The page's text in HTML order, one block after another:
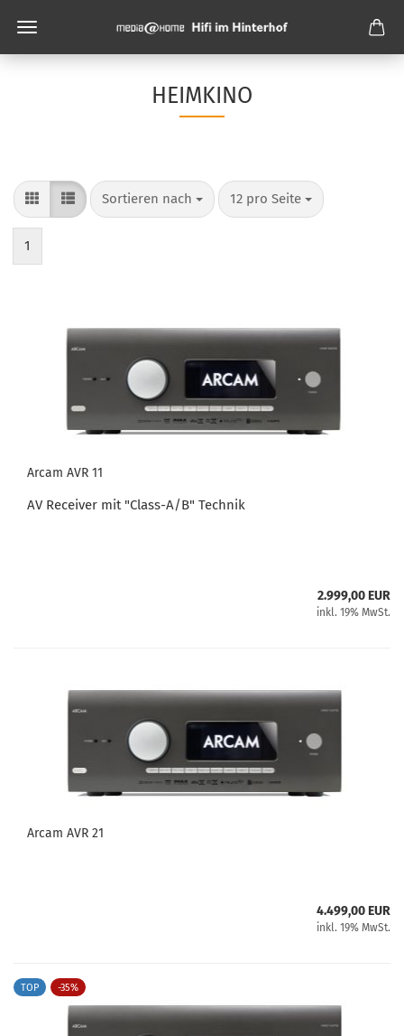
HEIMKINO
Sortieren nach
Sortieren nach 12 pro Seite
pro Seite
1
Arcam AVR 11
AV Receiver mit "Class-A/B" Technik
2.999,00 EUR
inkl. 19% MwSt.
Arcam AVR 21
4.499,00 EUR
inkl. 19% MwSt.
TOP -35%